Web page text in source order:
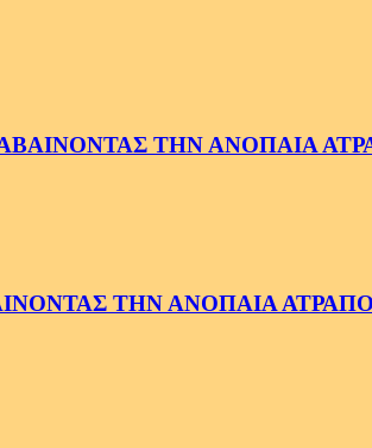
ΤΗΝ ΑΝΟΠΑΙΑ
ΤΗΝ ΑΝΟΠΑΙΑ ΑΤΡΑΠΟ